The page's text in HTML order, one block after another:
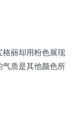
丽却用粉色展现
质是其他颜色所